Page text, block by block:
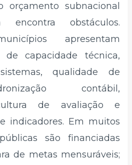
orçamento subnacional
encontra obstáculos.
apresentam
de capacidade técnica,
qualidade de
contábil,
de avaliação e
indicadores. Em muitos
são financiadas
de metas mensuráveis;